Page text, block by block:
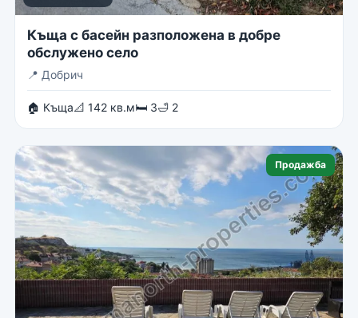
Къща с басейн разположена в добре
обслужено село
📍 Добрич
🏠 Къща📐 142 кв.м🛏 3🛁 2
Продажба